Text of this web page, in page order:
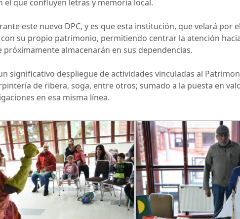
el que confluyen letras y memoria local.
este nuevo DPC, y es que esta institución, que velará por
su propio patrimonio, permitiendo centrar la atención
almacenarán en sus dependencias.
significativo despliegue de actividades vinculadas al
de ribera, soga, entre otros; sumado a la puesta en
en esa misma línea.